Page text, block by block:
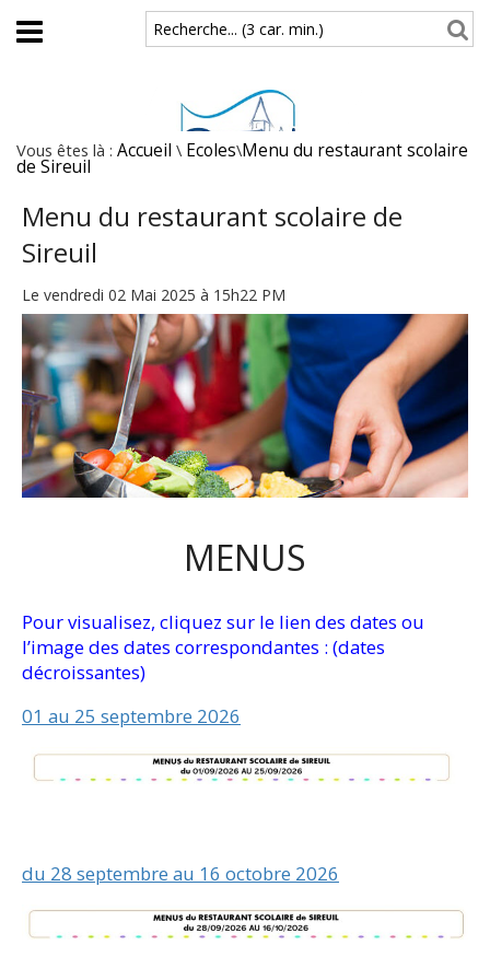
Aller au contenu principal
Recherche... (3 car. min.)
Vous êtes là : Accueil \ Ecoles\Menu du restaurant scolaire
de Sireuil
Menu du restaurant scolaire de
Sireuil
Le vendredi 02 Mai 2025 à 15h22 PM
MENUS
Pour visualisez, cliquez sur le lien des dates ou
l’image des dates correspondantes : (dates
décroissantes)
01 au 25 septembre 2026
du 28 septembre au 16 octobre 2026